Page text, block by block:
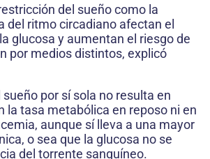
del sueño como la
del ritmo circadiano afectan el
glucosa y aumentan el riesgo de
por medios distintos, explicó
por sí sola no resulta en
la tasa metabólica en reposo ni en
aunque sí lleva a una mayor
o sea que la glucosa no se
del torrente sanguíneo.